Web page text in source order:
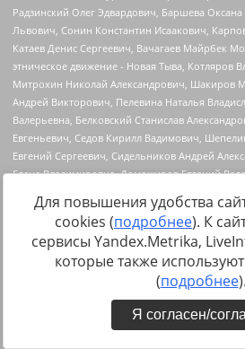
Для повышения удобства
cookies (подробнее). К
сервисы Yandex.Metrika,
которые также
(подробнее).
Я согласен/